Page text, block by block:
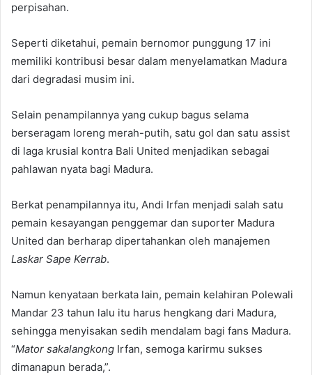
perpisahan.
Seperti diketahui, pemain bernomor punggung 17 ini
memiliki kontribusi besar dalam menyelamatkan Madura
dari degradasi musim ini.
Selain penampilannya yang cukup bagus selama
berseragam loreng merah-putih, satu gol dan satu assist
di laga krusial kontra Bali United menjadikan sebagai
pahlawan nyata bagi Madura.
Berkat penampilannya itu, Andi Irfan menjadi salah satu
pemain kesayangan penggemar dan suporter Madura
United dan berharap dipertahankan oleh manajemen
Laskar Sape Kerrab.
Namun kenyataan berkata lain, pemain kelahiran Polewali
Mandar 23 tahun lalu itu harus hengkang dari Madura,
sehingga menyisakan sedih mendalam bagi fans Madura.
“Mator sakalangkong Irfan, semoga karirmu sukses
dimanapun berada,”.